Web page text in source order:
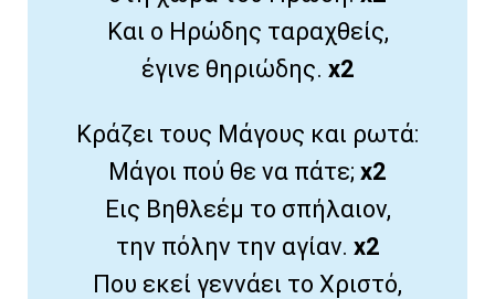
Και ο Ηρώδης ταραχθείς,
έγινε θηριώδης. x2
Κράζει τους Μάγους και ρωτά:
Μάγοι πού θε να πάτε; x2
Εις Βηθλεέμ το σπήλαιον,
την πόλην την αγίαν. x2
Που εκεί γεννάει το Χριστό,